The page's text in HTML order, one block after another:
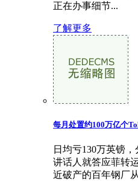
正在办事细节...
了解更多
每月处置约100万亿个
日均亏130万英镑
讲话人就答应菲转
近破产的百年钢厂